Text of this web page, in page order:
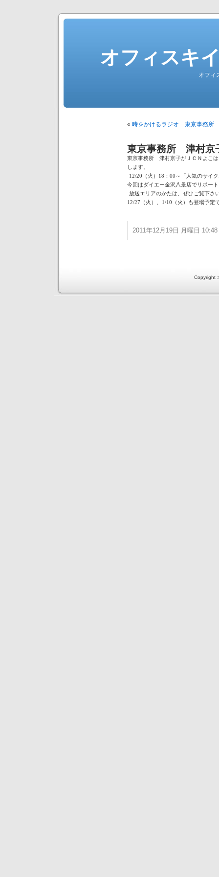
オフィスキ
オフィ
« 時をかけるラジオ 東京事務所
東京事務所 津村
東京事務所 津村京子がＪＣＮよこ
します。
12/20（火）18：00～「人気のサイ
今回はダイエー金沢八景店でリポー
放送エリアのかたは、ぜひご覧下さ
12/27（火）、1/10（火）も登場予定
2011年12月19日 月曜日
Copyright